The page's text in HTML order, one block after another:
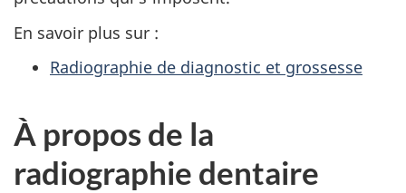
En savoir plus sur :
Radiographie de diagnostic et grossesse
À propos de la
radiographie dentaire